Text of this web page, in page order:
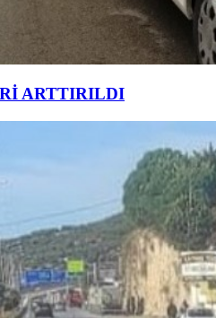
ARTTIRILDI